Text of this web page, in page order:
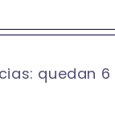
quedan 6